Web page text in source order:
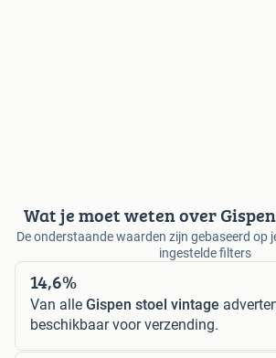
Wat je moet weten over
De onderstaande waarden zijn gebaseerd op
ingestelde filters
14,6%
Van alle Gispen stoel vintage
beschikbaar voor verzending.